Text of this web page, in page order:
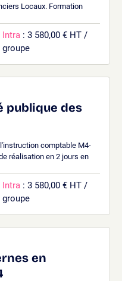
Locaux. Formation
Intra : 3 580,00 € HT /
groupe
publique des
comptable M4-
réalisation en 2 jours en
Intra : 3 580,00 € HT /
groupe
en